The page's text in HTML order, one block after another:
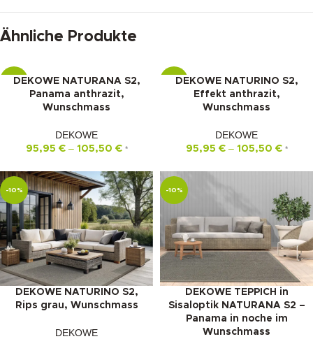
Ähnliche Produkte
-10%DEKOWE NATURANA S2,
Panama anthrazit,
Wunschmass
DEKOWE
95,95 €– 105,50 € *
-10%DEKOWE NATURINO S2,
Effekt anthrazit,
Wunschmass
DEKOWE
95,95 €– 105,50 € *
-10%
DEKOWE NATURINO S2,
Rips grau, Wunschmass
DEKOWE
-10%
DEKOWE TEPPICH in
Sisaloptik NATURANA S2 –
Panama in noche im
Wunschmass